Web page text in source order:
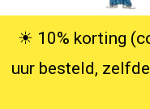
Knuffels
Poppen
☀︎ 10% korting
uur besteld, zelfde